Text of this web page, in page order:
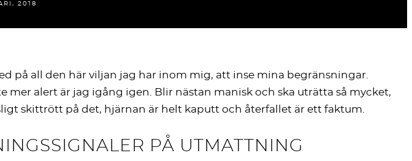
2018
på all den här viljan jag har inom mig, att inse mina begränsningar.
alert är jag igång igen. Blir nästan manisk och ska uträtta så mycket,
skittrött på det, hjärnan är helt kaputt och återfallet är ett faktum.
PÅ UTMATTNING